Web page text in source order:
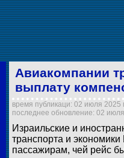
Авиакомпании
выплату
время публикаци: 02 июля 2025
последнее обновление: 02
Израильские и
транспорта и
пассажирам, чей рейс